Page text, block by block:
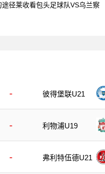
径莱收看包头足球队VS乌兰察
- 彼得堡联U21
- 利物浦U19
- 弗利特伍德U21